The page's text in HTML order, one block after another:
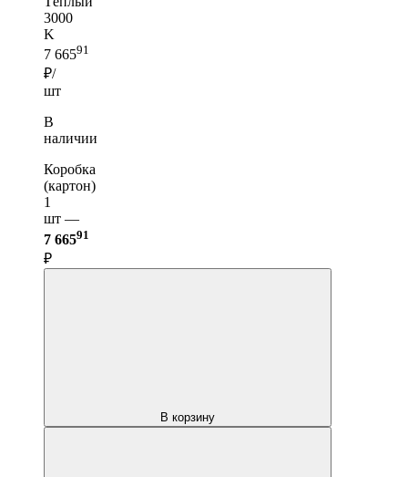
3000
K
7 66591
₽/
шт
В
наличии
Коробка
(картон)
1
шт —
7 66591
₽
В корзину